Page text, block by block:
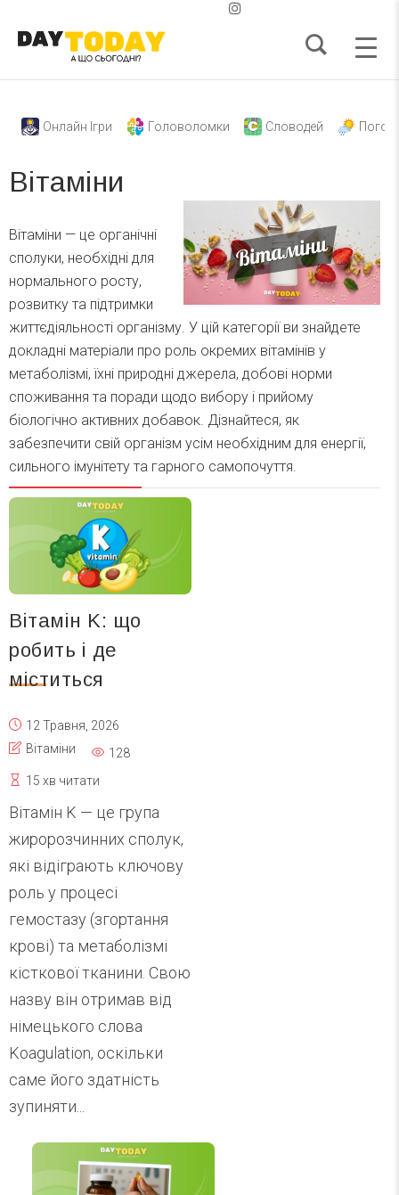
Онлайн Ігри Головоломки Словодей
Вітаміни
Вітаміни — це органічні
сполуки, необхідні для
нормального росту,
розвитку та підтримки
життєдіяльності організму. У цій категорії ви знайдете
докладні матеріали про роль окремих вітамінів у
метаболізмі, їхні природні джерела, добові норми
споживання та поради щодо вибору і прийому
біологічно активних добавок. Дізнайтеся, як
забезпечити свій організм усім необхідним для енергії,
сильного імунітету та гарного самопочуття.
Вітамін K: що
робить і де
міститься
12 Травня, 2026
Вітаміни
128
15 хв читати
Вітамін K — це група
жиророзчинних сполук,
які відіграють ключову
роль у процесі
гемостазу (згортання
крові) та метаболізмі
кісткової тканини. Свою
назву він отримав від
німецького слова
Koagulation, оскільки
саме його здатність
зупиняти...